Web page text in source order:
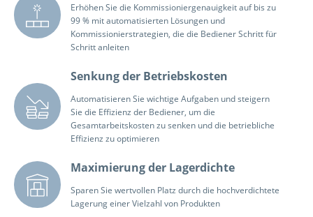
Erhöhen Sie die Kommissioniergenauigkeit auf bis zu
99 % mit automatisierten Lösungen und
Kommissionierstrategien, die die Bediener Schritt für
Schritt anleiten
Senkung der Betriebskosten
Automatisieren Sie wichtige Aufgaben und steigern
Sie die Effizienz der Bediener, um die
Gesamtarbeitskosten zu senken und die betriebliche
Effizienz zu optimieren
Maximierung der Lagerdichte
Sparen Sie wertvollen Platz durch die hochverdichtete
Lagerung einer Vielzahl von Produkten